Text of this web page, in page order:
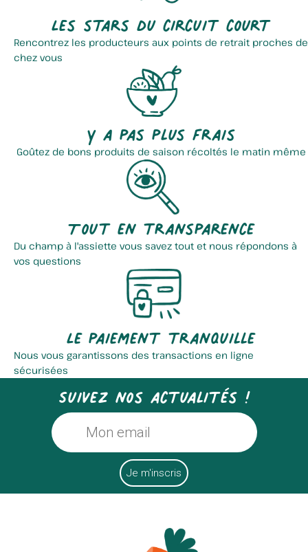
Les stars du circuit court
Rencontrez les producteurs aux points de retrait proches de
chez vous
Y a pas plus frais
Goûtez de bons produits de saison récoltés le matin même
Tout en transparence
Du champ à l'assiette vous savez tout et nous répondons à
vos questions
Le paiement tranquille
Nous vous garantissons des transactions en ligne
sécurisées
Suivez nos actualités !